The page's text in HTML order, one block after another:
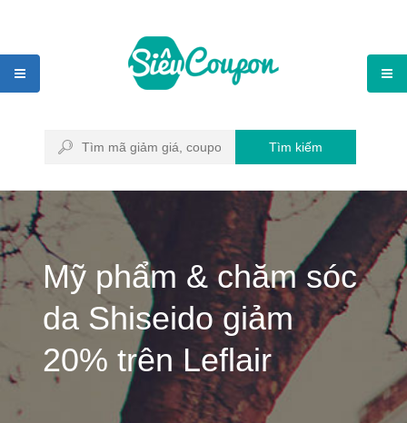
Tìm kiếm
Mỹ phẩm & chăm sóc
da Shiseido giảm
20% trên Leflair